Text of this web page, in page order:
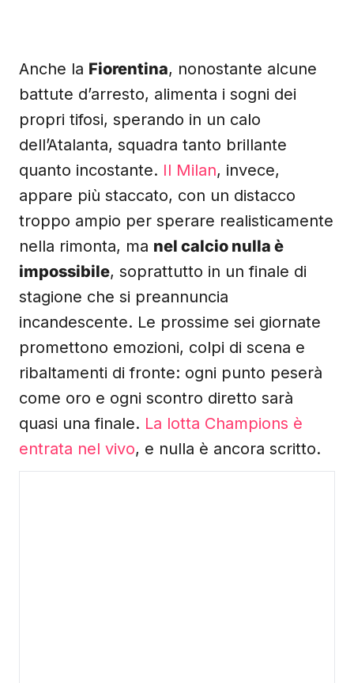
Anche la Fiorentina, nonostante alcune
battute d’arresto, alimenta i sogni dei
propri tifosi, sperando in un calo
dell’Atalanta, squadra tanto brillante
quanto incostante. Il Milan, invece,
appare più staccato, con un distacco
troppo ampio per sperare realisticamente
nella rimonta, ma nel calcio nulla è
impossibile, soprattutto in un finale di
stagione che si preannuncia
incandescente. Le prossime sei giornate
promettono emozioni, colpi di scena e
ribaltamenti di fronte: ogni punto peserà
come oro e ogni scontro diretto sarà
quasi una finale. La lotta Champions è
entrata nel vivo, e nulla è ancora scritto.